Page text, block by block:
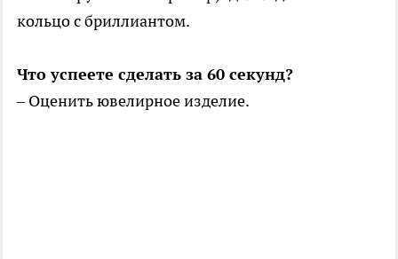
кольцо с бриллиантом.
Что успеете сделать за 60 секунд?
– Оценить ювелирное изделие.